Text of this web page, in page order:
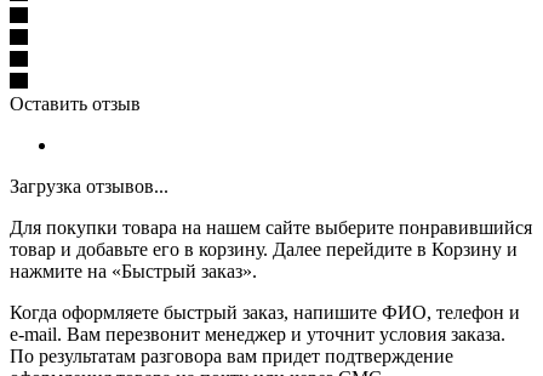
Оставить отзыв
Загрузка отзывов...
Для покупки товара на нашем сайте выберите понравившийся
товар и добавьте его в корзину. Далее перейдите в Корзину и
нажмите на «Быстрый заказ».
Когда оформляете быстрый заказ, напишите ФИО, телефон и
e-mail. Вам перезвонит менеджер и уточнит условия заказа.
По результатам разговора вам придет подтверждение